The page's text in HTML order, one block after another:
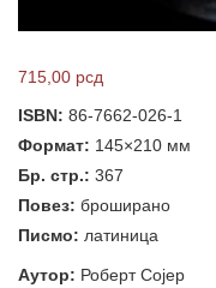
715,00 рсд
ISBN: 86-7662-026-1
Формат: 145×210 мм
Бр. стр.: 367
Повез: броширано
Писмо: латиница
Аутор: Роберт Сојер